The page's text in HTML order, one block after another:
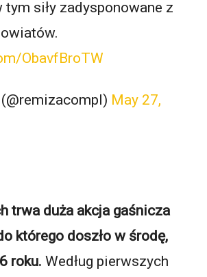
tym siły zadysponowane z
ObavfBroTW
May 27,
trwa duża akcja gaśnicza
którego doszło w środę,
roku. Według pierwszych